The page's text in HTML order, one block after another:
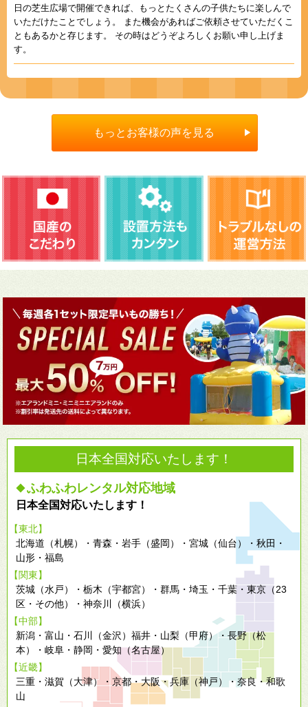
日の芝生広場で開催できれば、もっとたくさんの子供たちに楽しんで
いただけたことでしょう。 また機会があればご依頼させていただくこ
ともあるかと存じます。 その時はどうぞよろしくお願い申し上げま
す。
もっとお客様の声を見る
日本全国対応いたします！
◆ふわふわレンタル対応地域
日本全国対応いたします！
【東北】
北海道（札幌）・青森・岩手（盛岡）・宮城（仙台）・秋田・
山形・福島
【関東】
茨城（水戸）・栃木（宇都宮）・群馬・埼玉・千葉・東京（23
区・その他）・神奈川（横浜）
【中部】
新潟・富山・石川（金沢）福井・山梨（甲府）・長野（松
本）・岐阜・静岡・愛知（名古屋）
【近畿】
三重・滋賀（大津）・京都・大阪・兵庫（神戸）・奈良・和歌
山